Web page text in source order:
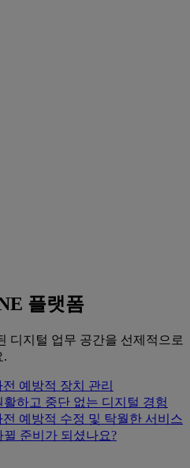
플랫폼
디지털 업무 공간을 선제적으로
.
전 예방적 장치 관리
활하고 중단 없는 디지털 경험
전 예방적 수정 및 탁월한 서비스
뀔 준비가 되셨나요?